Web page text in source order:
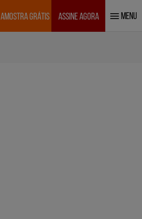
AMOSTRA GRÁTIS ASSINE AGORA MENU